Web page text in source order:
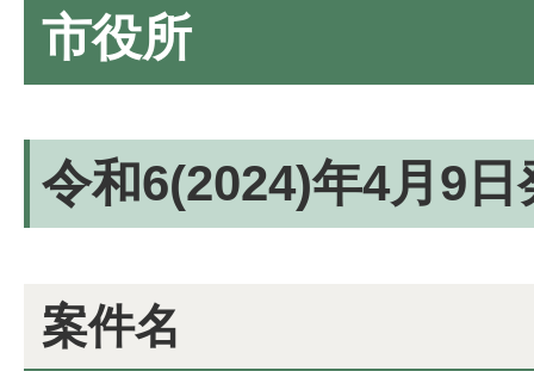
市役所
令和6(2024)年4月9日
案件名